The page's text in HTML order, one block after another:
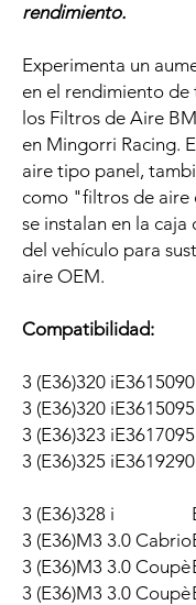
rendimiento.
Experimenta un
en el rendimiento de
los Filtros de Aire
en Mingorri Racing.
aire tipo panel,
como "filtros de aire
se instalan en la caja
del vehículo para
aire OEM.
Compatibilidad:
3 (E36)320 iE36150
3 (E36)320 iE36150
3 (E36)323 iE36170
3 (E36)325 iE36192
3 (E36)328 i
3 (E36)M3 3.0 Cabrio
3 (E36)M3 3.0 Coupè
3 (E36)M3 3.0 Coupè